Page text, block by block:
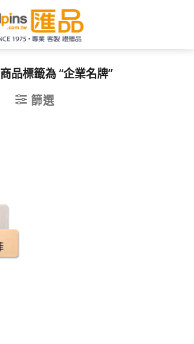
商品標籤為 “企業名牌”
篩選